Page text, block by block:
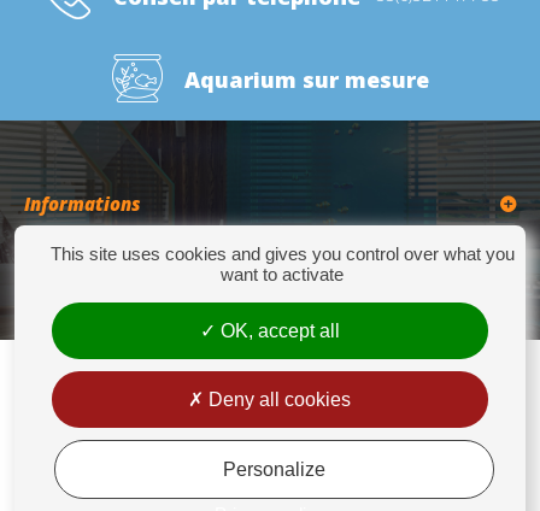
Aquarium sur mesure
Informations
Catégories
276 Quater Route de la Bassée - 62300 LENS - Tél : +33(0)3 21 14 77 88 - Fax:
+33(0)3 21 14 77 89 - europrix@wanadoo.fr
Mentions légales
This site uses cookies and gives you control over what you
want to activate
OK, accept all
Deny all cookies
Personalize